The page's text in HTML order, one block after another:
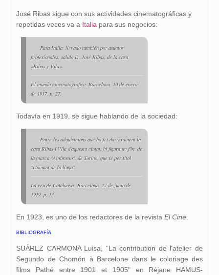
José Ribas sigue con sus actividades cinematográficas y
repetidas veces va a Italia para sus negocios:
Para Italia, llevado también por asuntos
profesionales, salido D. José Ribas, de la casa
«Ribas y Vila».
El mundo cinematográfico, Barcelona, 10 de enero
de 1917, p. 27.
Todavía en 1919, se sigue hablando de la sociedad:
Entre les adquisicions que ha fet darrerament la
casa Ribas i Vila d'aquesta ciutat, hi figura un film de
la marca "Ambrosio", de Torino, que té per titol
"L'amant de la lluna".
La veu de Catalunya, Barcelona, 27 de junio de
1919, p. 13.
En 1923, es uno de los redactores de la revista El Cine
BIBLIOGRAFÍA
SUÁREZ CARMONA Luisa, "La contribution de l'atelier de
Segundo de Chomón à Barcelone dans le coloriage des
films Pathé entre 1901 et 1905" en Réjane HAMUS-